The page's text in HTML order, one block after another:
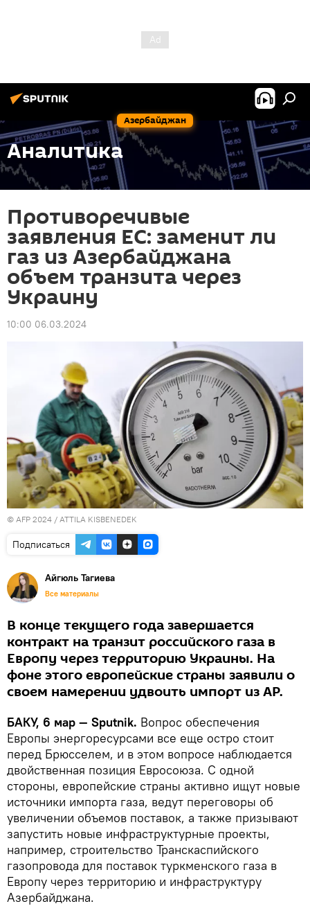
Азербайджан
Аналитика
Противоречивые
заявления ЕС: заменит ли
газ из Азербайджана
объем транзита через
Украину
10:00 06.03.2024
© AFP 2024 / ATTILA KISBENEDEK
Подписаться
Айгюль Тагиева
Все материалы
В конце текущего года завершается
контракт на транзит российского газа в
Европу через территорию Украины. На
фоне этого европейские страны заявили о
своем намерении удвоить импорт из АР.
БАКУ, 6 мар — Sputnik. Вопрос обеспечения
Европы энергоресурсами все еще остро стоит
перед Брюсселем, и в этом вопросе наблюдается
двойственная позиция Евросоюза. С одной
стороны, европейские страны активно ищут новые
источники импорта газа, ведут переговоры об
увеличении объемов поставок, а также призывают
запустить новые инфраструктурные проекты,
например, строительство Транскаспийского
газопровода для поставок туркменского газа в
Европу через территорию и инфраструктуру
Азербайджана.